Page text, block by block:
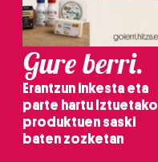
Gure berri.
Erantzun inkesta eta
parte hartu Iztuetako
produktuen saski
baten zozketan